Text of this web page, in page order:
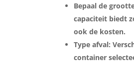
Bepaal de
capaciteit biedt
ook de kosten.
Type afval:
container